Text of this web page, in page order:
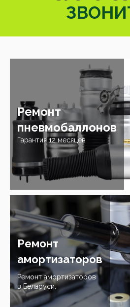
Ремонт
пневмобаллонов
Гарантия 12 месяцев
Ремонт
амортизаторов
Ремонт амортизаторов
в Беларуси.